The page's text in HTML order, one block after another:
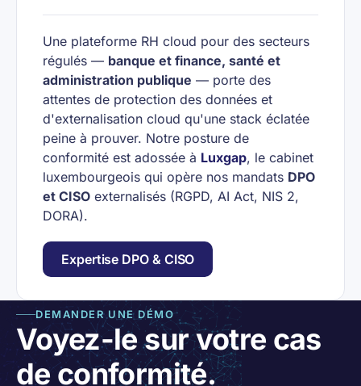
Une plateforme RH cloud pour des secteurs
régulés — banque et finance, santé et
administration publique — porte des
attentes de protection des données et
d'externalisation cloud qu'une stack éclatée
peine à prouver. Notre posture de
conformité est adossée à Luxgap, le cabinet
luxembourgeois qui opère nos mandats DPO
et CISO externalisés (RGPD, AI Act, NIS 2,
DORA).
Expertise DPO & CISO
DEMANDER UNE DÉMO
Voyez-le sur votre cas
de conformité.